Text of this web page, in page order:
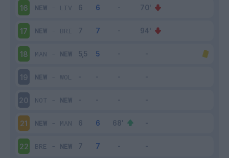
16 NEW - LIV
17 NEW - BRI
18 MAN - NEW
19 NEW - WOL
20 NOT - NEW
21 NEW - MAN
22 BRE - NEW